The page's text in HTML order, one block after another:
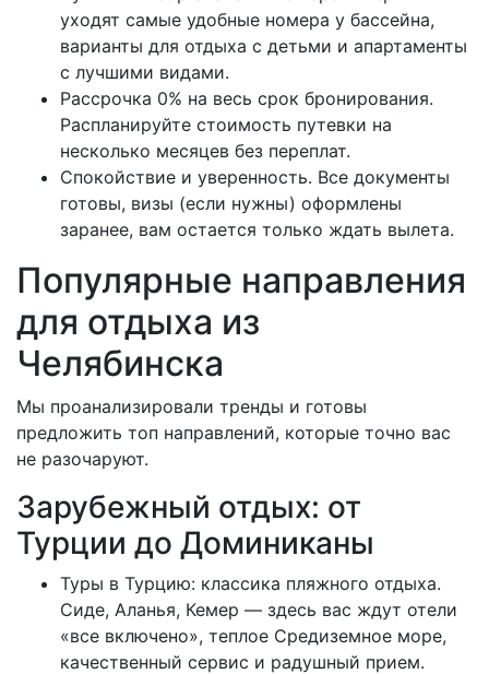
уходят самые удобные номера у бассейна,
варианты для отдыха с детьми и апартаменты
с лучшими видами.
Рассрочка 0% на весь срок бронирования.
Распланируйте стоимость путевки на
несколько месяцев без переплат.
Спокойствие и уверенность. Все документы
готовы, визы (если нужны) оформлены
заранее, вам остается только ждать вылета.
Популярные направления
для отдыха из
Челябинска
Мы проанализировали тренды и готовы
предложить топ направлений, которые точно вас
не разочаруют.
Зарубежный отдых: от
Турции до Доминиканы
Туры в Турцию: классика пляжного отдыха.
Сиде, Аланья, Кемер — здесь вас ждут отели
«все включено», теплое Средиземное море,
качественный сервис и радушный прием.